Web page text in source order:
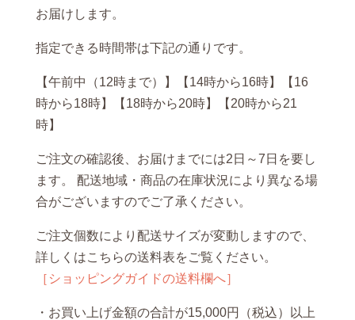
お届けします。
指定できる時間帯は下記の通りです。
【午前中（12時まで）】【14時から16時】【16
時から18時】【18時から20時】【20時から21
時】
ご注文の確認後、お届けまでには2日～7日を要し
ます。 配送地域・商品の在庫状況により異なる場
合がございますのでご了承ください。
ご注文個数により配送サイズが変動しますので、
詳しくはこちらの送料表をご覧ください。
［ショッピングガイドの送料欄へ］
・お買い上げ金額の合計が15,000円（税込）以上